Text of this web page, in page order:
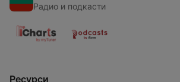
Радио и подкасти
Ресурси